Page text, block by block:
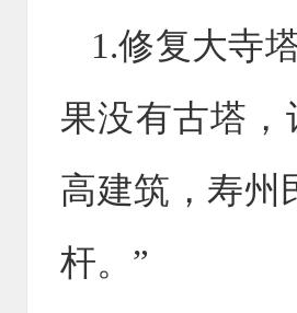
1.修复大寺
果没有古塔
高建筑，寿州
杆。”